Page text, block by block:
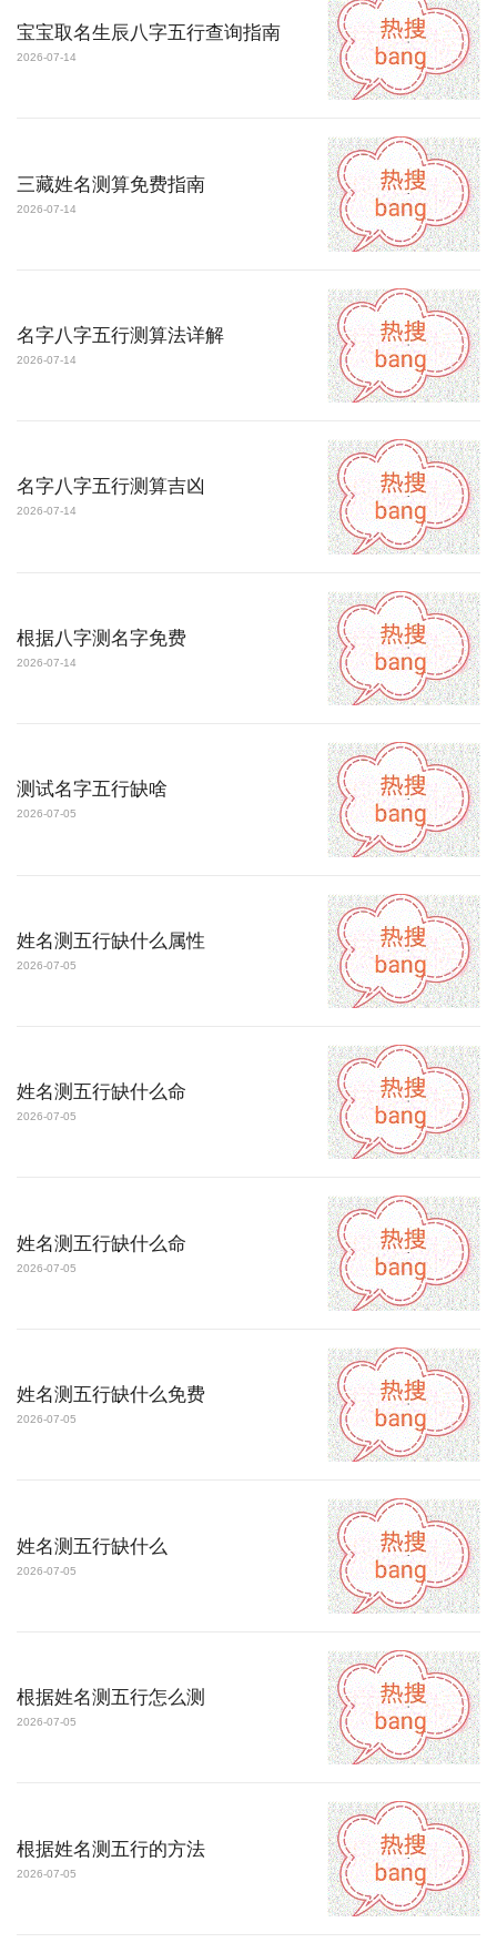
宝宝取名生辰八字五行查询指南
2026-07-14
三藏姓名测算免费指南
2026-07-14
名字八字五行测算法详解
2026-07-14
名字八字五行测算吉凶
2026-07-14
根据八字测名字免费
2026-07-14
测试名字五行缺啥
2026-07-05
姓名测五行缺什么属性
2026-07-05
姓名测五行缺什么命
2026-07-05
姓名测五行缺什么命
2026-07-05
姓名测五行缺什么免费
2026-07-05
姓名测五行缺什么
2026-07-05
根据姓名测五行怎么测
2026-07-05
根据姓名测五行的方法
2026-07-05